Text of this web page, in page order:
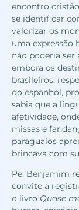
encontro
se identificar
valorizar os
uma expressão
não poderia ser
embora os
brasileiros,
do espanhol,
sabia que a
afetividade,
missas e
paraguaios
brincava com
Pe. Benjamim
convite a
o livro Quase